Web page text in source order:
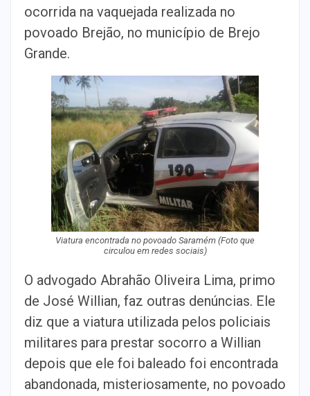
ocorrida na vaquejada realizada no
povoado Brejão, no município de Brejo
Grande.
Viatura encontrada no povoado Saramém (Foto que
circulou em redes sociais)
O advogado Abrahão Oliveira Lima, primo
de José Willian, faz outras denúncias. Ele
diz que a viatura utilizada pelos policiais
militares para prestar socorro a Willian
depois que ele foi baleado foi encontrada
abandonada, misteriosamente, no povoado